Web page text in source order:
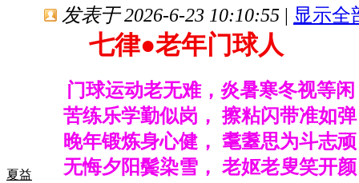
夏益
发表于 2026-6-23 10:10:55 | 显示全
七律●老年门球人
门球运动老无难，炎暑寒冬视等闲
苦练乐学勤似岗， 擦粘闪带准如
晚年锻炼身心健， 耄耋思为斗志
无悔夕阳鬓染雪， 老妪老叟笑开